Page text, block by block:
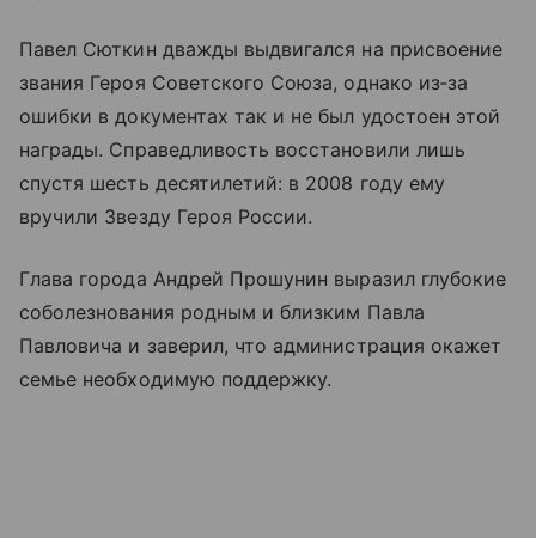
Павел Сюткин дважды выдвигался на присвоение
звания Героя Советского Союза, однако из‑за
ошибки в документах так и не был удостоен этой
награды. Справедливость восстановили лишь
спустя шесть десятилетий: в 2008 году ему
вручили Звезду Героя России.
Глава города Андрей Прошунин выразил глубокие
соболезнования родным и близким Павла
Павловича и заверил, что администрация окажет
семье необходимую поддержку.